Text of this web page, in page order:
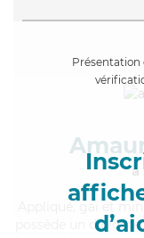
Présentation
à
, gai et
possède un